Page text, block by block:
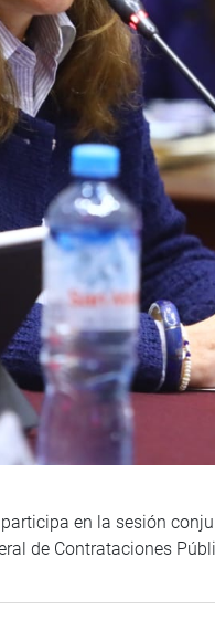
en la sesión
de Contrataciones